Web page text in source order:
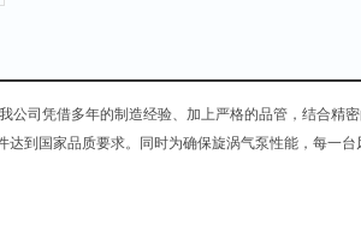
我公司凭借多年的制造经验、加上严格的品管，结合精
到国家品质要求。同时为确保旋涡气泵性能，每一